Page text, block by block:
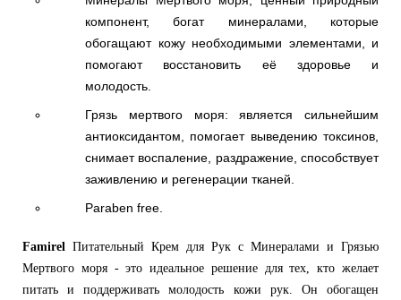
компонент, богат минералами, которые
обогащают кожу необходимыми элементами, и
помогают восстановить её здоровье и
молодость.
Грязь мертвого моря: является сильнейшим
антиоксидантом, помогает выведению токсинов,
снимает воспаление, раздражение, способствует
заживлению и регенерации тканей.
Paraben free.
Famirel Питательный Крем для Рук с Минералами и Грязью
Мертвого моря - это идеальное решение для тех, кто желает
питать и поддерживать молодость кожи рук. Он обогащен